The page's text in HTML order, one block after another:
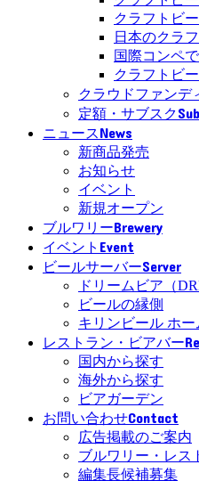
クラフトビ
日本のクラ
国際コンペ
クラフトビ
クラウドファンデ
定額・サブスク
ニュースNews
新商品発売
お知らせ
イベント
新規オープン
ブルワリーBrewery
イベント Event
ビールサーバーServer
ドリームビア（
ビールの縁側
キリンビール ホ
レストラン・ビアバー
国内から探す
海外から探す
ビアガーデン
お問い合わせContact
広告掲載のご案内
ブルワリー・レス
編集長候補募集